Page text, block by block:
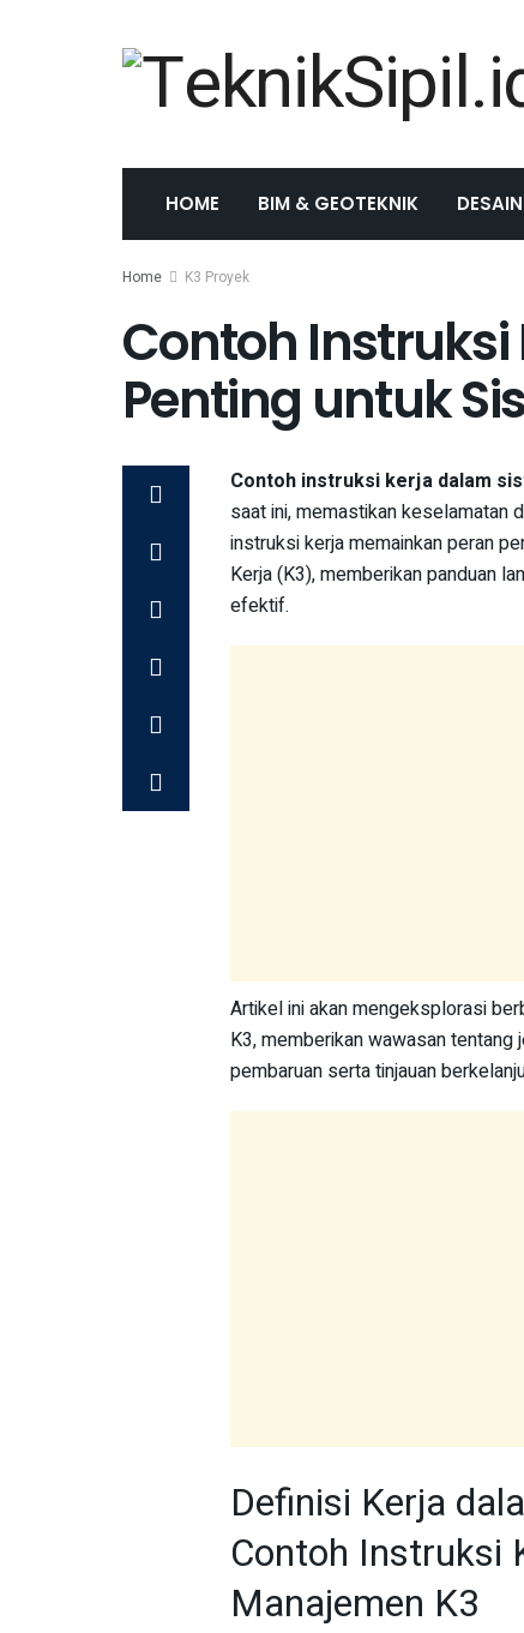
HOME BIM & GEOTEKNIK DESAIN
Home K3 Proyek
Contoh Instruksi
Penting untuk
Contoh instruksi kerja dalam
saat ini, memastikan keselamatan
instruksi kerja memainkan peran
Kerja (K3), memberikan panduan
efektif.
Artikel ini akan mengeksplorasi
K3, memberikan wawasan tentang
pembaruan serta tinjauan
Definisi Kerja
Contoh Instruksi
Manajemen K3